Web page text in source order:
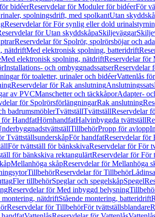
bidéerReservdelar för Moduler för bidéerFör
spolningsdrift, med spolkantUtan
Reservdelar för För synlig eller dold
för Utan skyddskåpaSkiljeväggar
Reservdelar för Spolrör, spolrörsböjar och
nätdriftMed elektronisk spolning, batteridrift
Med elektronisk spolning, nätdriftReservdelar för
Installations- och ombyggnadssatserReservdelar
för toaletter, urinaler och bidéerVattenlås
Reservdelar för Rak anslutningAnslutningssats
av PVCManschetter och täckkåporAdapter-
för SpolrörsförlängningarRak anslutning
badrumsmöblerTvättställTvättställReservdelar
för HandfatHörnhandfatHalvinbyggda tvättställ
TillbehörPropp för avlopp
TvättställsunderskåpFör handfatReservdelar för
För tvättställ för bänkskivaReservdelar för För
för bänkskiva rektangulärtReservdelar för För
Mellanhöga skåpReservdelar för Mellanhöga
TillbehörReservdelar för Tillbehör
Fler tillbehörSpeglar och spegelskåpSpegel
Reservdelar för Med inbyggd belysning
montering, nätdriftStående montering, batteridrift
Reservdelar för TillbehörFör tvättställsblandare